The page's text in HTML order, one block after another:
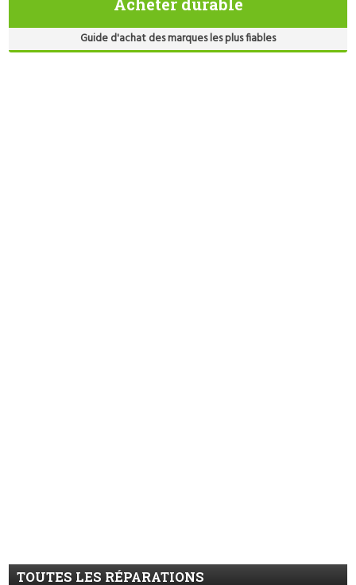
Acheter durable
Guide d'achat des marques les plus fiables
TOUTES LES RÉPARATIONS